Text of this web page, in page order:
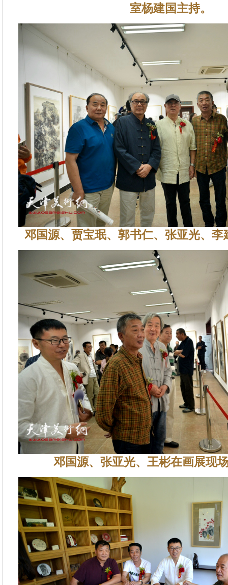
室杨建国主持。
邓国源、贾宝珉、郭书仁、张亚光、李
邓国源、张亚光、王彬在画展现